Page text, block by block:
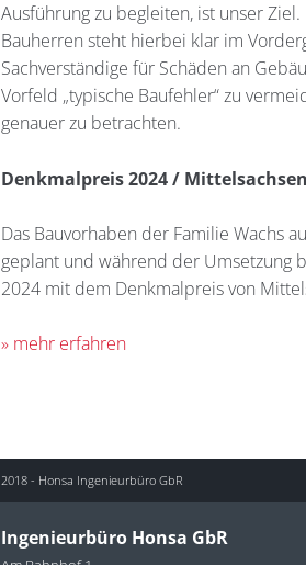
Ausführung zu begleiten, ist unser
Bauherren steht hierbei klar im
Sachverständige für Schäden an
Vorfeld „typische Baufehler“ zu
genauer zu betrachten.
Denkmalpreis 2024 / Mittelsachsen
Das Bauvorhaben der Familie Wachs
geplant und während der Umsetzung
2024 mit dem Denkmalpreis von
» mehr erfahren
2018 - Honsa Ingenieurbüro GbR
Ingenieurbüro Honsa GbR